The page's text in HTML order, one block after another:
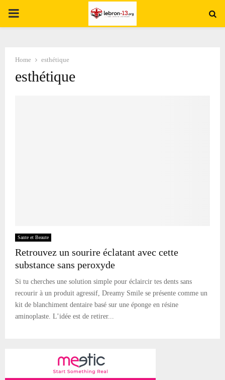
PRIMARY
Home esthétique
esthétique
Sante et Beaute
Retrouvez un sourire éclatant avec cette
substance sans peroxyde
Si tu cherches une solution simple pour éclaircir tes dents sans
recourir à un produit agressif, Dreamy Smile se présente comme un
kit de blanchiment dentaire basé sur une éponge en résine
aminoplaste. L’idée est de retirer...